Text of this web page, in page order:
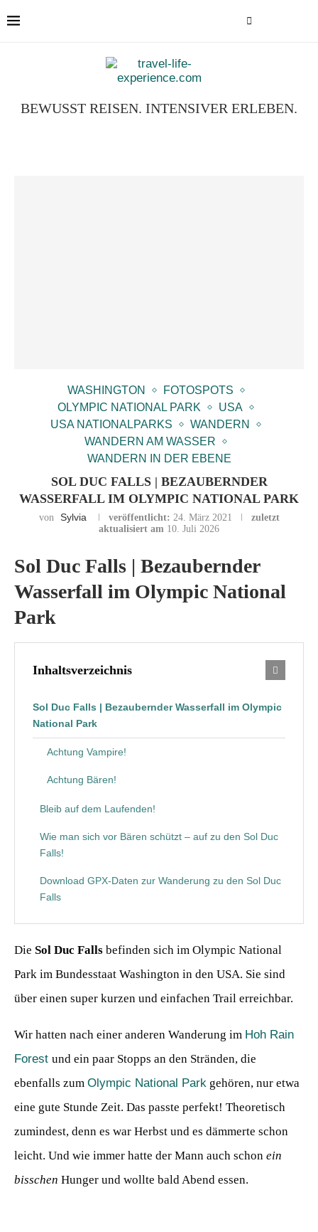
BEWUSST REISEN. INTENSIVER ERLEBEN.
WASHINGTON
FOTOSPOTS
OLYMPIC NATIONAL PARK
USA
USA NATIONALPARKS
WANDERN
WANDERN AM WASSER
WANDERN IN DER EBENE
SOL DUC FALLS | BEZAUBERNDER
WASSERFALL IM OLYMPIC NATIONAL PARK
von Sylvia veröffentlicht: 24. März 2021
zuletzt
aktualisiert am 10. Juli 2026
Sol Duc Falls | Bezaubernder
Wasserfall im Olympic National
Park
Inhaltsverzeichnis
Sol Duc Falls | Bezaubernder Wasserfall im Olympic
National Park
Achtung Vampire!
Achtung Bären!
Bleib auf dem Laufenden!
Wie man sich vor Bären schützt – auf zu den Sol Duc
Falls!
Download GPX-Daten zur Wanderung zu den Sol Duc
Falls
Die Sol Duc Falls befinden sich im Olympic National
Park im Bundesstaat Washington in den USA. Sie sind
über einen super kurzen und einfachen Trail erreichbar.
Wir hatten nach einer anderen Wanderung im Hoh Rain
Forest und ein paar Stopps an den Stränden, die
ebenfalls zum Olympic National Park gehören, nur etwa
eine gute Stunde Zeit. Das passte perfekt! Theoretisch
zumindest, denn es war Herbst und es dämmerte schon
leicht. Und wie immer hatte der Mann auch schon ein
bisschen Hunger und wollte bald Abend essen.